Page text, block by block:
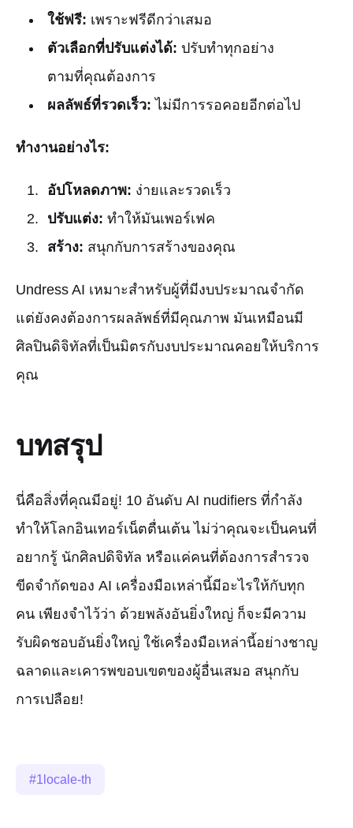
ใช้ฟรี: เพราะฟรีดีกว่าเสมอ
ตัวเลือกที่ปรับแต่งได้: ปรับทำทุกอย่าง
ตามที่คุณต้องการ
ผลลัพธ์ที่รวดเร็ว: ไม่มีการรอคอยอีกต่อไป
ทำงานอย่างไร:
อัปโหลดภาพ: ง่ายและรวดเร็ว
ปรับแต่ง: ทำให้มันเพอร์เฟค
สร้าง: สนุกกับการสร้างของคุณ
Undress AI เหมาะสำหรับผู้ที่มีงบประมาณจำกัด
แต่ยังคงต้องการผลลัพธ์ที่มีคุณภาพ มันเหมือนมี
ศิลปินดิจิทัลที่เป็นมิตรกับงบประมาณคอยให้บริการ
คุณ
บทสรุป
นี่คือสิ่งที่คุณมีอยู่! 10 อันดับ AI nudifiers ที่กำลัง
ทำให้โลกอินเทอร์เน็ตตื่นเต้น ไม่ว่าคุณจะเป็นคนที่
อยากรู้ นักศิลปดิจิทัล หรือแค่คนที่ต้องการสำรวจ
ขีดจำกัดของ AI เครื่องมือเหล่านี้มีอะไรให้กับทุก
คน เพียงจำไว้ว่า ด้วยพลังอันยิ่งใหญ่ ก็จะมีความ
รับผิดชอบอันยิ่งใหญ่ ใช้เครื่องมือเหล่านี้อย่างชาญ
ฉลาดและเคารพขอบเขตของผู้อื่นเสมอ สนุกกับ
การเปลือย!
1locale-th